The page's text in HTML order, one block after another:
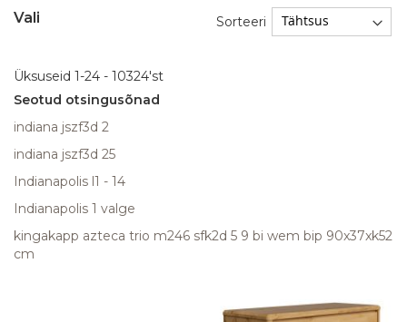
Üksuseid 1-24 - 10324'st
Sorteeri
Seotud otsingusõnad
indiana jszf3d 2
indiana jszf3d 25
Indianapolis l1 - 14
Indianapolis 1 valge
kingakapp azteca trio m246 sfk2d 5 9 bi wem bip 90x37xk52
cm
Vali